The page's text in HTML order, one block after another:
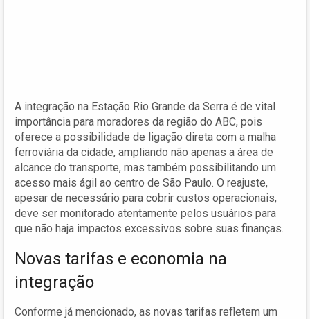
A integração na Estação Rio Grande da Serra é de vital
importância para moradores da região do ABC, pois
oferece a possibilidade de ligação direta com a malha
ferroviária da cidade, ampliando não apenas a área de
alcance do transporte, mas também possibilitando um
acesso mais ágil ao centro de São Paulo. O reajuste,
apesar de necessário para cobrir custos operacionais,
deve ser monitorado atentamente pelos usuários para
que não haja impactos excessivos sobre suas finanças.
Novas tarifas e economia na
integração
Conforme já mencionado, as novas tarifas refletem um